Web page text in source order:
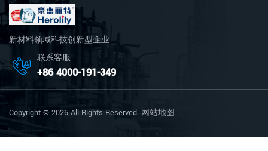
新材料领域科技创新型企业
联系客服
+86 4000-191-349
Copyright © 2026 All Rights Reserved. 网站地图